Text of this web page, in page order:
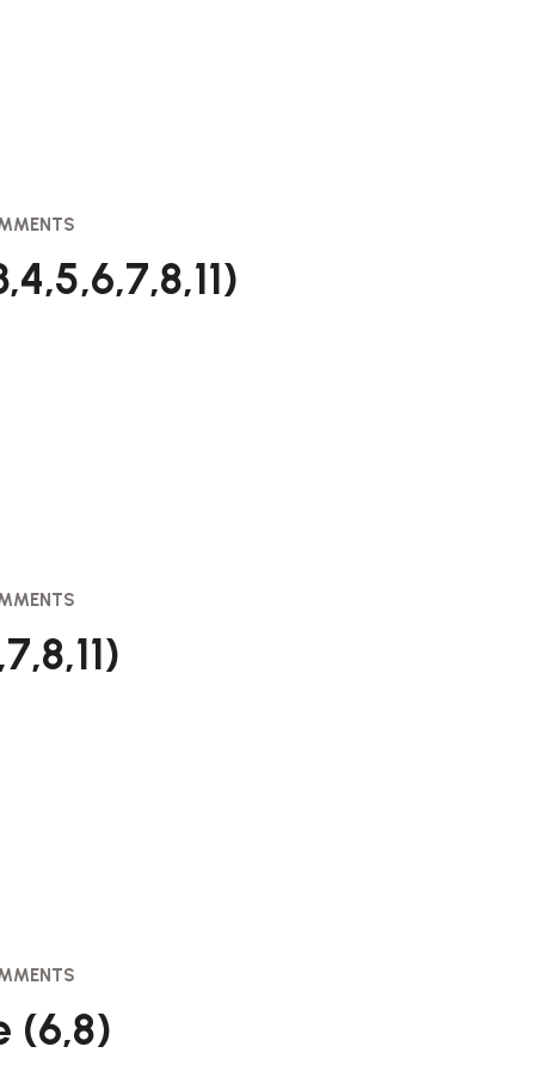
(6,8)